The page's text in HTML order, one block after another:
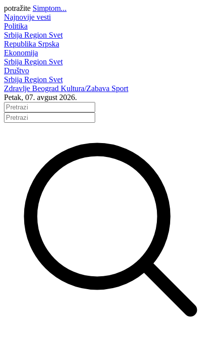
potražite Simptom...
Najnovije vesti
Politika
Srbija Region Svet
Republika Srpska
Ekonomija
Srbija Region Svet
Društvo
Srbija Region Svet
Zdravlje Beograd Kultura/Zabava Sport
Petak, 07. avgust 2026.